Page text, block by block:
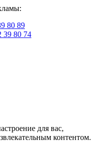
80 89
39 80 74
для вас,
контентом.